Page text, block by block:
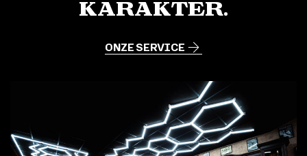
karakter.
ONZE SERVICE